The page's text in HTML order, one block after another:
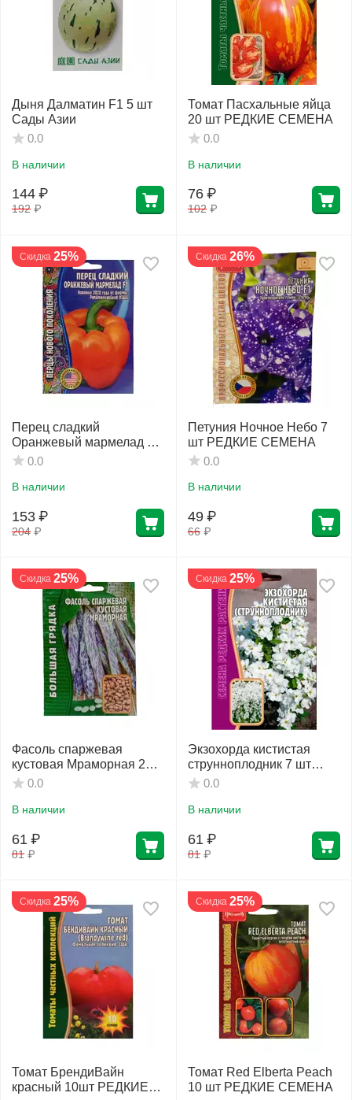
Дыня Далматин F1 5 шт
Сады Азии
0.0
В наличии
192 ₽
144 ₽
Томат Пасхальные яйца
20 шт РЕДКИЕ СЕМЕНА
0.0
В наличии
102 ₽
76 ₽
Скидка 25%
Перец сладкий
Оранжевый мармелад F1
3 шт РЕДКИЕ СЕМЕНА
0.0
В наличии
204 ₽
153 ₽
Скидка 26%
Петуния Ночное Небо 7
шт РЕДКИЕ СЕМЕНА
0.0
В наличии
66 ₽
49 ₽
Скидка 25%
Фасоль спаржевая
кустовая Мраморная 25
шт РЕДКИЕ СЕМЕНА
0.0
В наличии
81 ₽
61 ₽
Скидка 25%
Экзохорда кистистая
струнноплодник 7 шт
РЕДКИЕ СЕМЕНА
0.0
В наличии
81 ₽
61 ₽
Скидка 25%
Томат БрендиВайн
красный 10шт РЕДКИЕ
Скидка 25%
Томат Red Elberta Peach
10 шт РЕДКИЕ СЕМЕНА